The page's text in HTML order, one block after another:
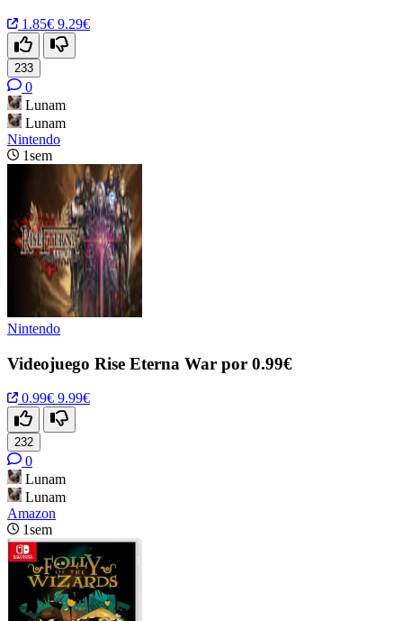
1.85€ 9.29€
233
0
Lunam
Lunam
Nintendo
1sem
Nintendo
Videojuego Rise Eterna War por 0.99€
0.99€ 9.99€
232
0
Lunam
Lunam
Amazon
1sem